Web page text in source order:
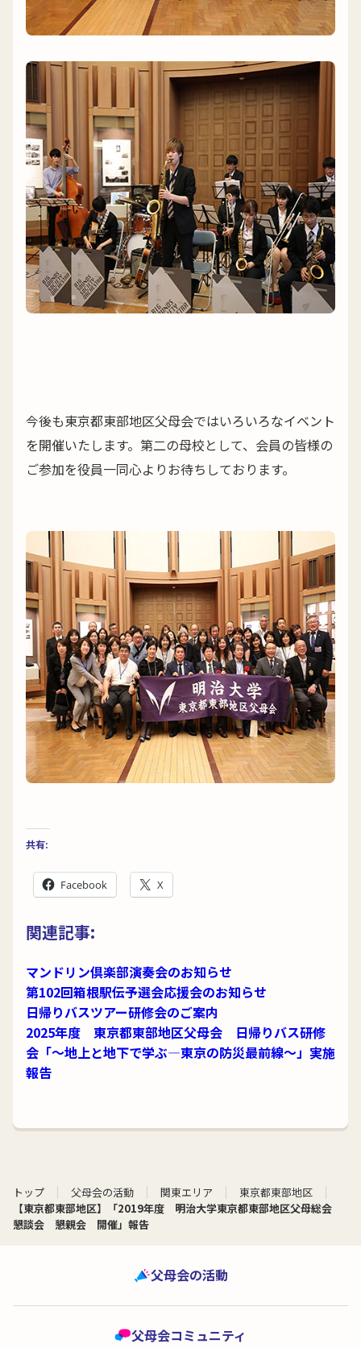
今後も東京都東部地区父母会ではいろいろなイベント
を開催いたします。第二の母校として、会員の皆様の
ご参加を役員一同心よりお待ちしております。
共有:
Facebook X
関連記事:
マンドリン倶楽部演奏会のお知らせ
第102回箱根駅伝予選会応援会のお知らせ
日帰りバスツアー研修会のご案内
2025年度 東京都東部地区父母会 日帰りバス研修
会「～地上と地下で学ぶ―東京の防災最前線～」実施
報告
トップ 父母会の活動 関東エリア
東京都東部地区
【東京都東部地区】「2019年度 明治大学東京都東部地区父母総会
懇談会 懇親会 開催」報告
父母会の活動
父母会コミュニティ